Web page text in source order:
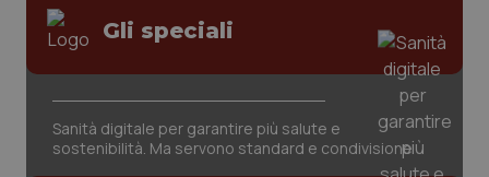
Gli speciali
Sanità digitale per garantire più salute e
sostenibilità. Ma servono standard e condivisione
tracking-sites-ironfish-
www.quotidianosanita.it